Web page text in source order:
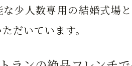
な少人数専用の結婚式場
だいています。